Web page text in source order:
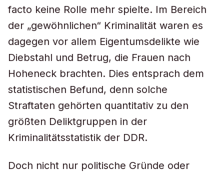
facto keine Rolle mehr spielte. Im Bereich
der „gewöhnlichen“ Kriminalität waren es
dagegen vor allem Eigentumsdelikte wie
Diebstahl und Betrug, die Frauen nach
Hoheneck brachten. Dies entsprach dem
statistischen Befund, denn solche
Straftaten gehörten quantitativ zu den
größten Deliktgruppen in der
Kriminalitätsstatistik der DDR.
Doch nicht nur politische Gründe oder